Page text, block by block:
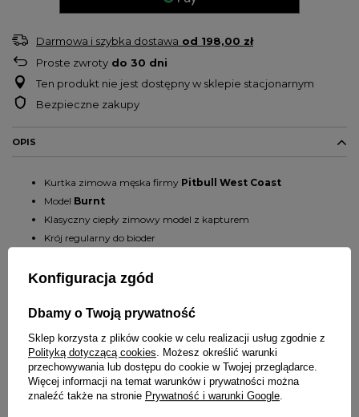
Darmowa i szybka dostawa od 198,00 zł
Proste zwroty do 30 dni
Ten produkt nie jest dostępny w sklepie stacjonarnym
Bezpieczne zakupy
OPIS
Kurtka zimowa męska firmy Pitbull West Coast
Model Burnt
Klasyczny ciepły zimowy model z kapturem
Krój regularny do bioder
wiatr, śnieg i deszcz
Ocieplony kaptur wykończony estetycznym futerkiem
Gruba warstwa ocieplenia
Poliestrowa podszewka
Odpinany kaptur regulowany gumo-sznurkiem ze stoperami
Dwie kieszenie przednie z klapami zamykane na napy
Konfiguracja zgód
Dbamy o Twoją prywatność
Sklep korzysta z plików cookie w celu realizacji usług zgodnie z
Polityką dotyczącą cookies. Możesz określić warunki
przechowywania lub dostępu do cookie w Twojej przeglądarce.
Więcej informacji na temat warunków i prywatności można
znaleźć także na stronie Prywatność i warunki Google.